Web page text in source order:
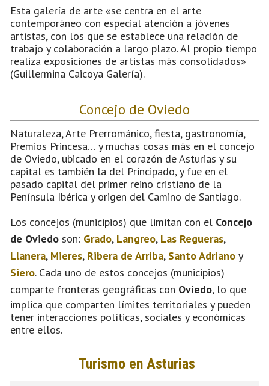
Esta galería de arte «se centra en el arte
contemporáneo con especial atención a jóvenes
artistas, con los que se establece una relación de
trabajo y colaboración a largo plazo. Al propio tiempo
realiza exposiciones de artistas más consolidados»
(Guillermina Caicoya Galería).
Concejo de Oviedo
Naturaleza, Arte Prerrománico, fiesta, gastronomía,
Premios Princesa… y muchas cosas más en el concejo
de Oviedo, ubicado en el corazón de Asturias y su
capital es también la del Principado, y fue en el
pasado capital del primer reino cristiano de la
Península Ibérica y origen del Camino de Santiago.
Los concejos (municipios) que limitan con el Concejo
de Oviedo son: Grado, Langreo, Las Regueras,
Llanera, Mieres, Ribera de Arriba, Santo Adriano y
Siero. Cada uno de estos concejos (municipios)
comparte fronteras geográficas con Oviedo, lo que
implica que comparten límites territoriales y pueden
tener interacciones políticas, sociales y económicas
entre ellos.